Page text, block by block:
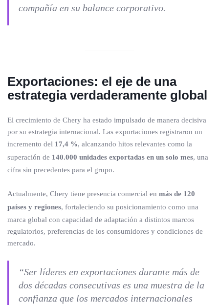
compañía en su balance corporativo.
Exportaciones: el eje de una
estrategia verdaderamente global
El crecimiento de Chery ha estado impulsado de manera decisiva
por su estrategia internacional. Las exportaciones registraron un
incremento del 17,4 %, alcanzando hitos relevantes como la
superación de 140.000 unidades exportadas en un solo mes, una
cifra sin precedentes para el grupo.
Actualmente, Chery tiene presencia comercial en más de 120
países y regiones, fortaleciendo su posicionamiento como una
marca global con capacidad de adaptación a distintos marcos
regulatorios, preferencias de los consumidores y condiciones de
mercado.
“Ser líderes en exportaciones durante más de
dos décadas consecutivas es una muestra de la
confianza que los mercados internacionales